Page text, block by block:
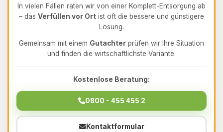
In vielen Fällen raten wir von einer Komplett-Entsorgung ab
– das Verfüllen vor Ort ist oft die bessere und günstigere
Lösung.
Gemeinsam mit einem Gutachter prüfen wir Ihre Situation
und finden die wirtschaftlichste Variante.
Kostenlose Beratung:
0800 - 455 455 2
Kontaktformular